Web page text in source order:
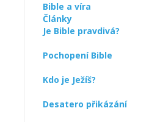
Bible a víra
Články
Je Bible pravdivá?
Pochopení Bible
Kdo je Ježíš?
Desatero přikázání